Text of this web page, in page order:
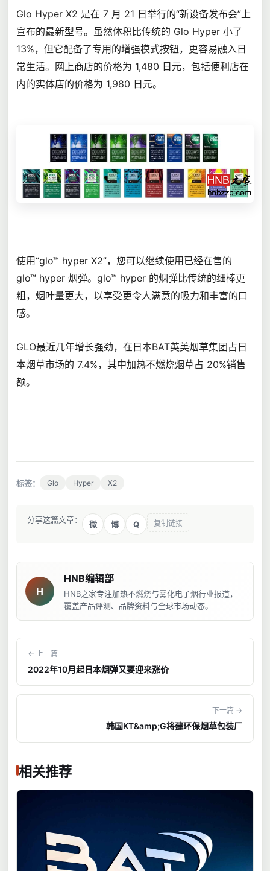
Glo Hyper X2 是在 7 月 21 日举行的“新设备发布会”上
宣布的最新型号。虽然体积比传统的 Glo Hyper 小了
13%，但它配备了专用的增强模式按钮，更容易融入日
常生活。网上商店的价格为 1,480 日元，包括便利店在
内的实体店的价格为 1,980 日元。
使用“glo™ hyper X2”，您可以继续使用已经在售的
glo™ hyper 烟弹。glo™ hyper 的烟弹比传统的细棒更
粗，烟叶量更大，以享受更令人满意的吸力和丰富的口
感。
GLO最近几年增长强劲，在日本BAT英美烟草集团占日
本烟草市场的 7.4%，其中加热不燃烧烟草占 20%销售
额。
标签： Glo Hyper X2
分享这篇文章：
微 博 Q 复制链接
H
HNB编辑部
HNB之家专注加热不燃烧与雾化电子烟行业报道，
覆盖产品评测、品牌资料与全球市场动态。
← 上一篇
2022年10月起日本烟弹又要迎来涨价
下一篇 →
韩国KT&amp;G将建环保烟草包装厂
相关推荐